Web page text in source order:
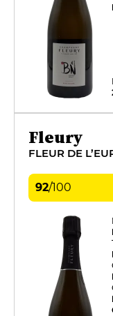
Fleury
FLEUR DE
92/100